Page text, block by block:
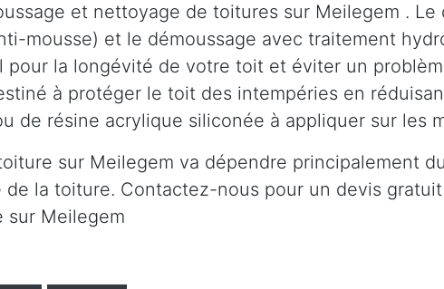
et nettoyage de toitures sur Meilegem .
mousse) et le démoussage avec traitement
pour la longévité de votre toit et éviter un
à protéger le toit des intempéries en
de résine acrylique siliconée à appliquer sur les
sur Meilegem va dépendre principalement
la toiture. Contactez-nous pour un devis
sur Meilegem